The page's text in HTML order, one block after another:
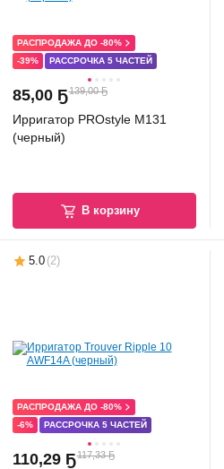
-39% РАССРОЧКА 5 ЧАСТЕЙ
РАСПРОДАЖА ДО -80%
85,00 Ҕ139,00 Ҕ
Ирригатор PROstyle M131
(черный)
В корзину
5.0 (2)
-6% РАССРОЧКА 5 ЧАСТЕЙ
РАСПРОДАЖА ДО -80%
110,29 Ҕ117,33 Ҕ